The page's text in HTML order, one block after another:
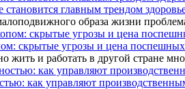
становится главным трендом
образа жизни
скрытые угрозы и цена
жить и работать в другой стране
как управляют